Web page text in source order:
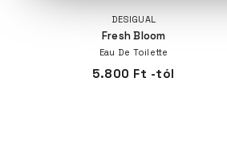
DESIGUAL
Fresh Bloom
Eau De Toilette
5.800 Ft -tól